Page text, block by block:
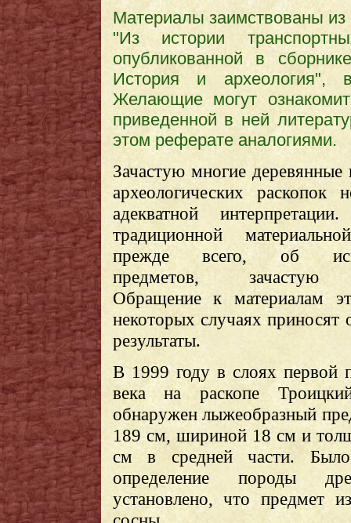
Материалы заимствованы
"Из истории
опубликованной в
История и археология",
Желающие могут
приведенной в ней
этом реферате аналогиями.
Зачастую многие деревянные
археологических раскопок
адекватной
традиционной
прежде всего, об
предметов, зачастую
Обращение к материалам
некоторых случаях приносят
результаты.
В 1999 году в слоях первой
века на раскопе
обнаружен лыжеобразный
189 см, шириной 18 см и
см в средней части. Было
определение породы
установлено, что предмет